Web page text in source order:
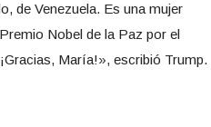
de Venezuela. Es una mujer
Nobel de la Paz por el
María!», escribió Trump.